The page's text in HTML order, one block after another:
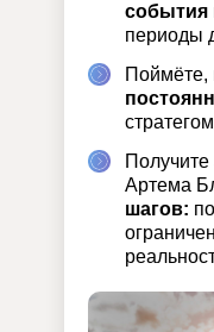
Получите
Артема
шагов:
Поймёте,
события
периоды